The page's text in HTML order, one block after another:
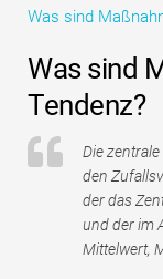
Tutorials zur
Vollständige
Was sind
Was sind
Tendenz?
Die
den
der das
und der im
Mittelwert,